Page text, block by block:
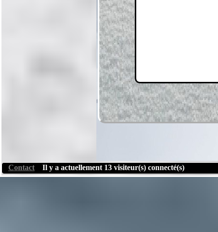
Contact Il y a actuellement 13 visiteur(s) connecté(s)